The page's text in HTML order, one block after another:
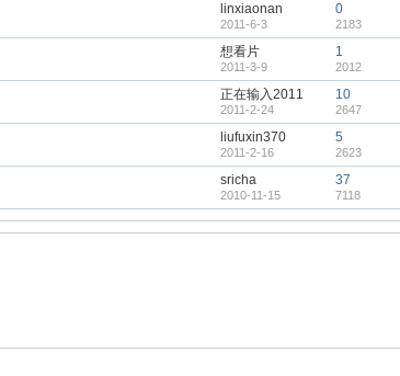
linxiaonan
2011-6-3
0
2183
想看片
2011-3-9
1
2012
正在输入2011
2011-2-24
10
2647
liufuxin370
2011-2-16
5
2623
sricha
2010-11-15
37
7118